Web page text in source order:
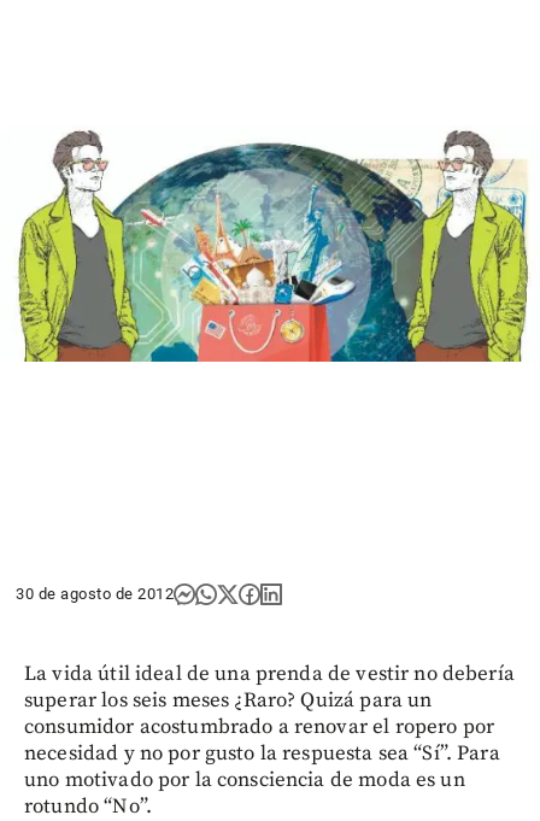
30 de agosto de 2012
La vida útil ideal de una prenda de vestir no debería
superar los seis meses ¿Raro? Quizá para un
consumidor acostumbrado a renovar el ropero por
necesidad y no por gusto la respuesta sea “Sí”. Para
uno motivado por la consciencia de moda es un
rotundo “No”.